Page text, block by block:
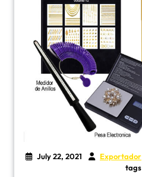
July 22, 2021 Exportador
tags